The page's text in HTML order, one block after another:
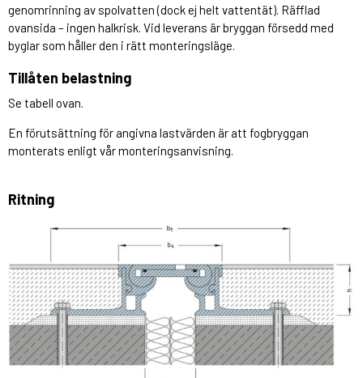
genomrinning av spolvatten (dock ej helt vattentät). Räfflad
ovansida – ingen halkrisk. Vid leverans är bryggan försedd med
byglar som håller den i rätt monteringsläge.
Tillåten belastning
Se tabell ovan.
En förutsättning för angivna lastvärden är att fogbryggan
monterats enligt vår monteringsanvisning.
Ritning